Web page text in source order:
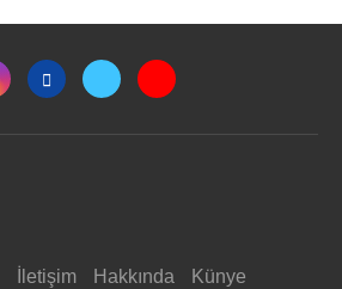
İletişim Hakkında Künye